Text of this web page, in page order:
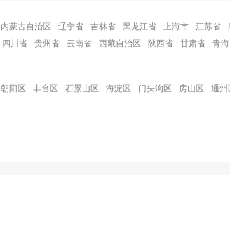
内蒙古自治区 辽宁省 吉林省 黑龙江省 上海市 江苏省
四川省 贵州省 云南省 西藏自治区 陕西省 甘肃省 青
朝阳区 丰台区 石景山区 海淀区 门头沟区 房山区 通州